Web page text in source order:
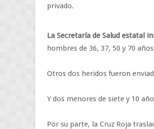
privado.
La Secretaría de Salud estatal
hombres de 36, 37, 50 y 70
Otros dos heridos fueron
Y dos menores de siete y 10
Por su parte, la Cruz Roja